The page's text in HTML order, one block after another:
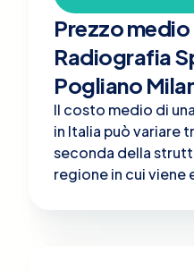
Prezzo
Radiografia
Pogliano
Il costo medio di
in Italia può variare
seconda della
regione in cui viene